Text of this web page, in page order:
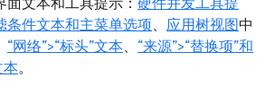
文本和工具提示： 硬件并发工具提
条件文本和主菜单选项、 应用树视图中
“网络”>“标头”文本、 “来源”>“替换项”和
本。